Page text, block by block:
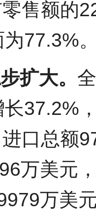
售额的
77.3%
扩大。
37.2%
口总额
万美元
万美